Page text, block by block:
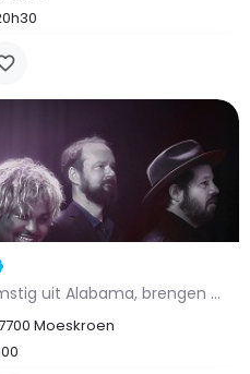
Billy Allen + The Pollies, afkomstig uit Alabama, brengen een vurige wind door de Amerikaanse rockscene. Hun…
Moeskroen